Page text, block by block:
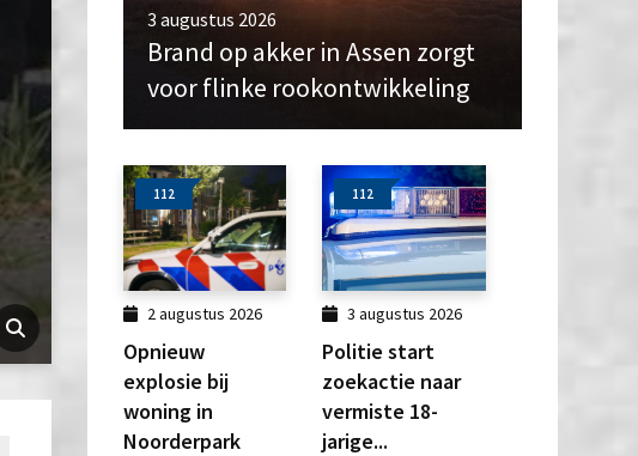
3 augustus 2026
Brand op akker in Assen zorgt
voor flinke rookontwikkeling
112
2 augustus 2026
Opnieuw
explosie bij
woning in
Noorderpark
112
3 augustus 2026
Politie start
zoekactie naar
vermiste 18-
jarige...